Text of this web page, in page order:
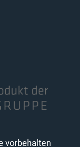
vorbehalten